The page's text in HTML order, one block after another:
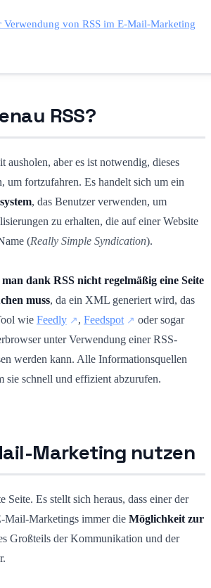
Verwendung von RSS im E-Mail-Marketing
RSS?
ausholen, aber es ist notwendig, dieses
um fortzufahren. Es handelt sich um ein
, das Benutzer verwenden, um
zu erhalten, die auf einer Website
(Really Simple Syndication).
man dank RSS nicht regelmäßig eine Seite
muss, da ein XML generiert wird, das
wie Feedly , Feedspot
oder sogar
unter Verwendung einer RSS-
werden kann. Alle Informationsquellen
sie schnell und effizient abzurufen.
Marketing nutzen
Seite. Es stellt sich heraus, dass einer der
Mail-Marketings immer die Möglichkeit zur
Großteils der Kommunikation und der